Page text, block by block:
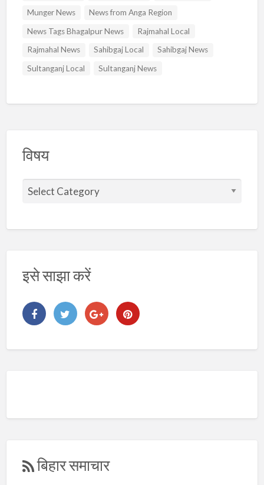
Munger News
News from Anga Region
News Tags Bhagalpur News
Rajmahal Local
Rajmahal News
Sahibgaj Local
Sahibgaj News
Sultanganj Local
Sultanganj News
विषय
इसे साझा करें
बिहार समाचार